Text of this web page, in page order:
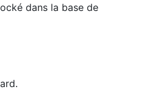
dans la base de